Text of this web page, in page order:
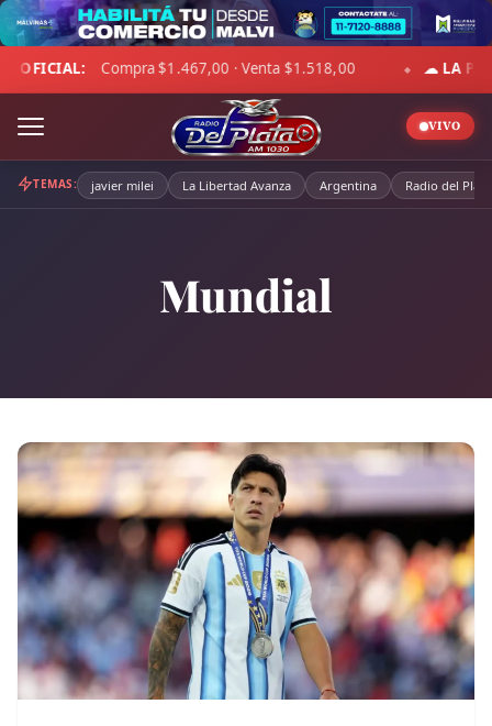
Skip
to
content
PAMPA: 3°C · Sensación -1°C · Cielo despejado · Viento 12 km/h ·
VIVO
TEMAS: javier milei La Libertad Avanza Argentina Radio del Plata
Mundial